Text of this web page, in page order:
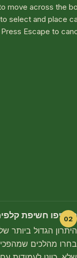
move across the
select and place
Press Escape to
העדיפו חשיפת
היתרון הגדול ביותר
בחרו מהלכים